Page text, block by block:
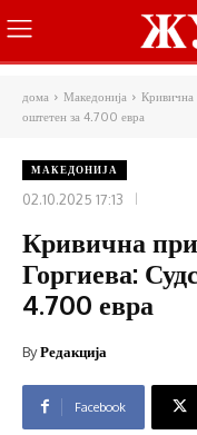
дома Македонија
Кривична
оштетен за 4.700 евра
МАКЕДОНИЈА
02.10.2025 17:13
Кривична
Горгиева:
4.700 евра
ByРедакција
Facebook